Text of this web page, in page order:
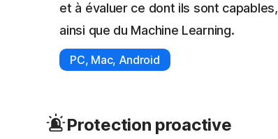
et à évaluer ce dont ils sont capables,
ainsi que du Machine Learning.
PC, Mac, Android
Protection proactive